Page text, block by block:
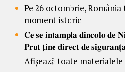
Pe 26 octombrie,
moment istoric
𝐂𝐞 𝐬𝐞 𝐢𝐧𝐭𝐚𝐦𝐩𝐥𝐚 𝐝𝐢𝐧𝐜𝐨𝐥𝐨 𝐝𝐞
𝐏𝐫𝐮𝐭 𝐭̦𝐢𝐧𝐞 𝐝𝐢𝐫𝐞𝐜𝐭 𝐝𝐞
Afișează toate materialele